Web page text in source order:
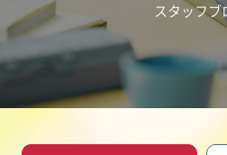
スタッフブ